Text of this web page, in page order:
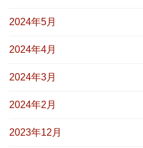
2024年5月
2024年4月
2024年3月
2024年2月
2023年12月